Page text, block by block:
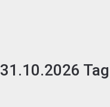
31.10.2026